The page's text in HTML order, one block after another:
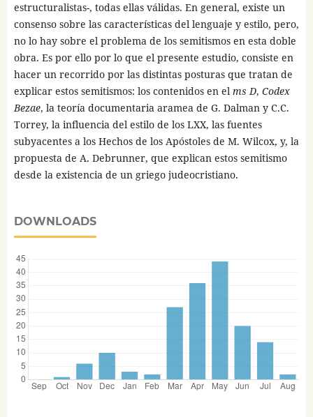
estructuralistas-, todas ellas válidas. En general, existe un
consenso sobre las características del lenguaje y estilo, pero,
no lo hay sobre el problema de los semitismos en esta doble
obra. Es por ello por lo que el presente estudio, consiste en
hacer un recorrido por las distintas posturas que tratan de
explicar estos semitismos: los contenidos en el ms D, Codex
Bezae, la teoría documentaria aramea de G. Dalman y C.C.
Torrey, la influencia del estilo de los LXX, las fuentes
subyacentes a los Hechos de los Apóstoles de M. Wilcox, y, la
propuesta de A. Debrunner, que explican estos semitismo
desde la existencia de un griego judeocristiano.
DOWNLOADS